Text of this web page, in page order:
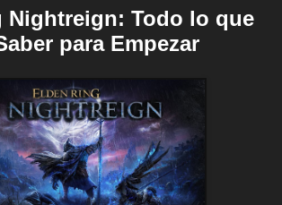
Nightreign: Todo lo que
para Empezar